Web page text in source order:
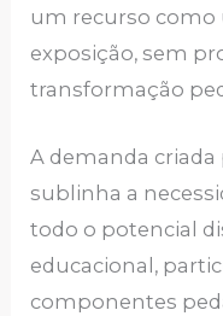
um recurso como
exposição, sem
transformação
A demanda
sublinha a
todo o potencial
educacional,
componentes